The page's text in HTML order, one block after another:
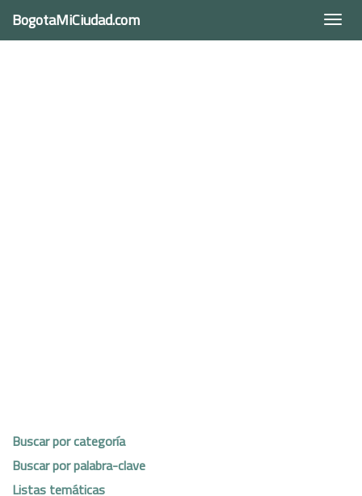
BogotaMiCiudad.com
Buscar por categoría
Buscar por palabra-clave
Listas temáticas